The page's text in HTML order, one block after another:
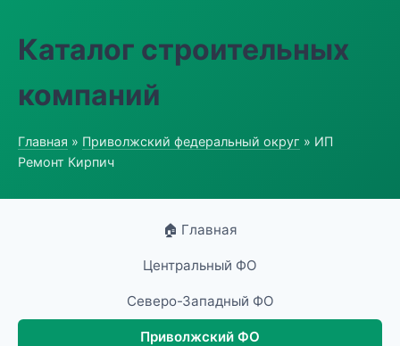
Каталог строительных
компаний
Главная » Приволжский федеральный округ » ИП
Ремонт Кирпич
🏠 Главная
Центральный ФО
Северо-Западный ФО
Приволжский ФО